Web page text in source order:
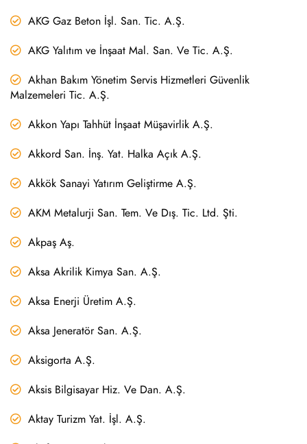
AKG Gaz Beton İşl. San. Tic. A.Ş.
AKG Yalıtım ve İnşaat Mal. San. Ve Tic. A.Ş.
Akhan Bakım Yönetim Servis Hizmetleri Güvenlik
Malzemeleri Tic. A.Ş.
Akkon Yapı Tahhüt İnşaat Müşavirlik A.Ş.
Akkord San. İnş. Yat. Halka Açık A.Ş.
Akkök Sanayi Yatırım Geliştirme A.Ş.
AKM Metalurji San. Tem. Ve Dış. Tic. Ltd. Şti.
Akpaş Aş.
Aksa Akrilik Kimya San. A.Ş.
Aksa Enerji Üretim A.Ş.
Aksa Jeneratör San. A.Ş.
Aksigorta A.Ş.
Aksis Bilgisayar Hiz. Ve Dan. A.Ş.
Aktay Turizm Yat. İşl. A.Ş.